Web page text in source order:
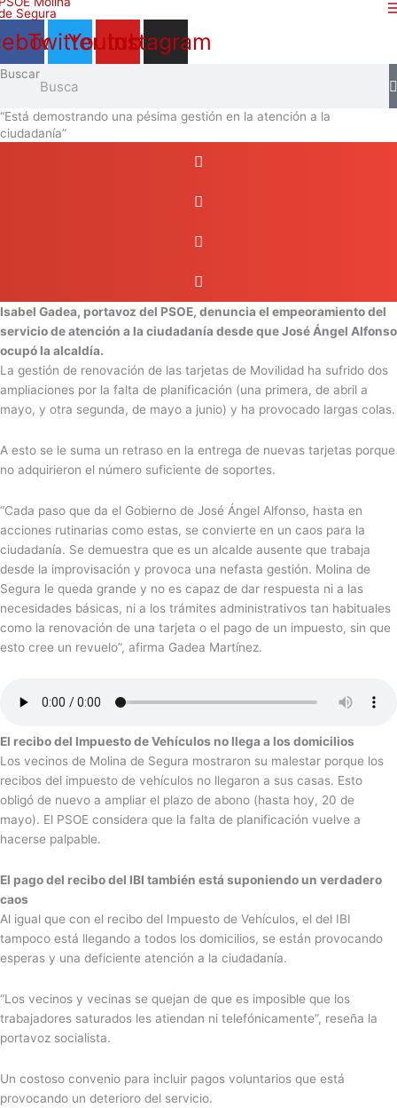
Ir
contenidoTwitterYoutube
Instagram
Buscar
“Está demostrando una pésima gestión en la atención a la
ciudadanía”
Isabel Gadea, portavoz del PSOE, denuncia el empeoramiento del
servicio de atención a la ciudadanía desde que José Ángel Alfonso
ocupó la alcaldía.
La gestión de renovación de las tarjetas de Movilidad ha sufrido dos
ampliaciones por la falta de planificación (una primera, de abril a
mayo, y otra segunda, de mayo a junio) y ha provocado largas colas.
A esto se le suma un retraso en la entrega de nuevas tarjetas porque
no adquirieron el número suficiente de soportes.
“Cada paso que da el Gobierno de José Ángel Alfonso, hasta en
acciones rutinarias como estas, se convierte en un caos para la
ciudadanía. Se demuestra que es un alcalde ausente que trabaja
desde la improvisación y provoca una nefasta gestión. Molina de
Segura le queda grande y no es capaz de dar respuesta ni a las
necesidades básicas, ni a los trámites administrativos tan habituales
como la renovación de una tarjeta o el pago de un impuesto, sin que
esto cree un revuelo”, afirma Gadea Martínez.
El recibo del Impuesto de Vehículos no llega a los domicilios
Los vecinos de Molina de Segura mostraron su malestar porque los
recibos del impuesto de vehículos no llegaron a sus casas. Esto
obligó de nuevo a ampliar el plazo de abono (hasta hoy, 20 de
mayo). El PSOE considera que la falta de planificación vuelve a
hacerse palpable.
El pago del recibo del IBI también está suponiendo un verdadero
caos
Al igual que con el recibo del Impuesto de Vehículos, el del IBI
tampoco está llegando a todos los domicilios, se están provocando
esperas y una deficiente atención a la ciudadanía.
“Los vecinos y vecinas se quejan de que es imposible que los
trabajadores saturados les atiendan ni telefónicamente”, reseña la
portavoz socialista.
Un costoso convenio para incluir pagos voluntarios que está
provocando un deterioro del servicio.